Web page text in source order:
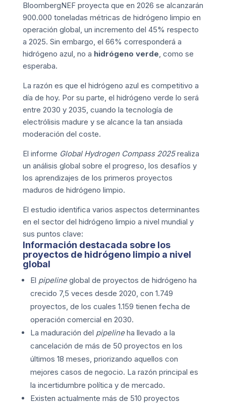
BloombergNEFproyecta que en 2026 se alcanzarán
900.000 toneladas métricas de hidrógeno limpio en
operación global, un incremento del 45% respecto
a 2025. Sin embargo, el 66% corresponderá a
hidrógeno azul, no a hidrógeno verde, como se
esperaba.
La razón es que el hidrógeno azul es competitivo a
día de hoy. Por su parte, el hidrógeno verde lo será
entre 2030 y 2035, cuando la tecnología de
electrólisis madure y se alcance la tan ansiada
moderación del coste.
El informe Global Hydrogen Compass 2025realiza
un análisis global sobre el progreso, los desafíos y
los aprendizajes de los primeros proyectos
maduros de hidrógeno limpio.
El estudio identifica varios aspectos determinantes
en el sector del hidrógeno limpio a nivel mundial y
sus puntos clave:
Información destacada sobre los
proyectos de hidrógeno limpio a nivel
global
El pipelineglobal de proyectos de hidrógeno ha
crecido 7,5 veces desde 2020, con 1.749
proyectos, de los cuales 1.159 tienen fecha de
operación comercial en 2030.
La maduración del pipelineha llevado a la
cancelación de más de 50 proyectos en los
últimos 18 meses, priorizando aquellos con
mejores casos de negocio. La razón principal es
la incertidumbre política y de mercado.
Existen actualmente más de 510 proyectos